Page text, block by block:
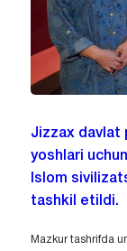
Jizzax davlat
yoshlari
Islom
tashkil etildi.
Mazkur tashrifda